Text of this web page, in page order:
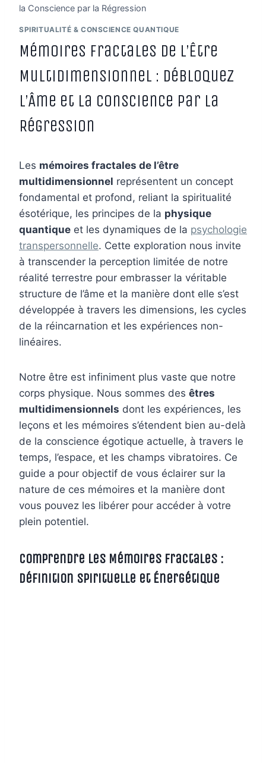
la Conscience par la Régression
SPIRITUALITÉ & CONSCIENCE QUANTIQUE
Mémoires Fractales de l’Être
Multidimensionnel : Débloquez
l’Âme et la Conscience par la
Régression
Les mémoires fractales de l’être
multidimensionnel représentent un concept
fondamental et profond, reliant la spiritualité
ésotérique, les principes de la physique
quantique et les dynamiques de la psychologie
transpersonnelle. Cette exploration nous invite
à transcender la perception limitée de notre
réalité terrestre pour embrasser la véritable
structure de l’âme et la manière dont elle s’est
développée à travers les dimensions, les cycles
de la réincarnation et les expériences non-
linéaires.
Notre être est infiniment plus vaste que notre
corps physique. Nous sommes des êtres
multidimensionnels dont les expériences, les
leçons et les mémoires s’étendent bien au-delà
de la conscience égotique actuelle, à travers le
temps, l’espace, et les champs vibratoires. Ce
guide a pour objectif de vous éclairer sur la
nature de ces mémoires et la manière dont
vous pouvez les libérer pour accéder à votre
plein potentiel.
Comprendre les Mémoires Fractales :
Définition Spirituelle et Énergétique